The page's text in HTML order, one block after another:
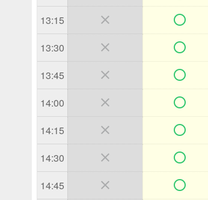
13:15  
13:30  
13:45  
14:00  
14:15  
14:30  
14:45  